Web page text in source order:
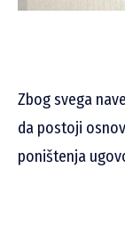
Zbog svega
da postoji
poništenja